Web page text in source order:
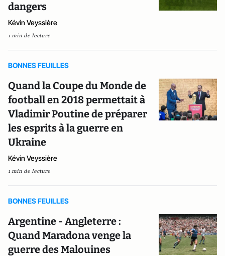
dangers
Kévin Veyssière
1 min de lecture
BONNES FEUILLES
Quand la Coupe du Monde de
football en 2018 permettait à
Vladimir Poutine de préparer
les esprits à la guerre en
Ukraine
Kévin Veyssière
1 min de lecture
BONNES FEUILLES
Argentine - Angleterre :
Quand Maradona venge la
guerre des Malouines